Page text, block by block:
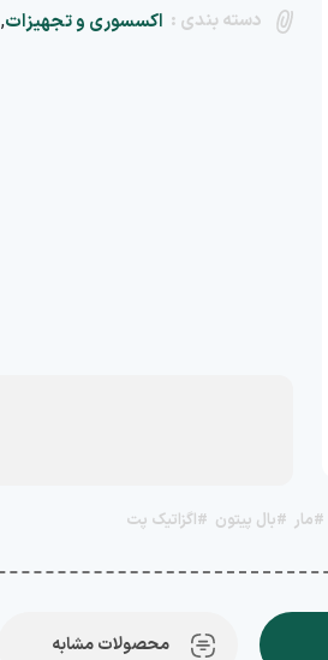
دسته بندی : اکسسوری و تجهیزات,
#مار #بال پیتون #اگزاتیک پت
محصولات مشابه